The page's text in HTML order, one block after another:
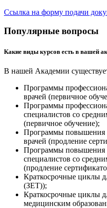
Ссылка на форму подачи
Популярные вопросы
Какие виды курсов есть в вашей
В нашей Академии
Программы
врачей (первичное
Программы
специалистов со
(первичное обучение);
Программы повышения
врачей (продление
Программы повышения
специалистов со
(продление
Краткосрочные циклы
(ЗЕТ));
Краткосрочные циклы
медицинским